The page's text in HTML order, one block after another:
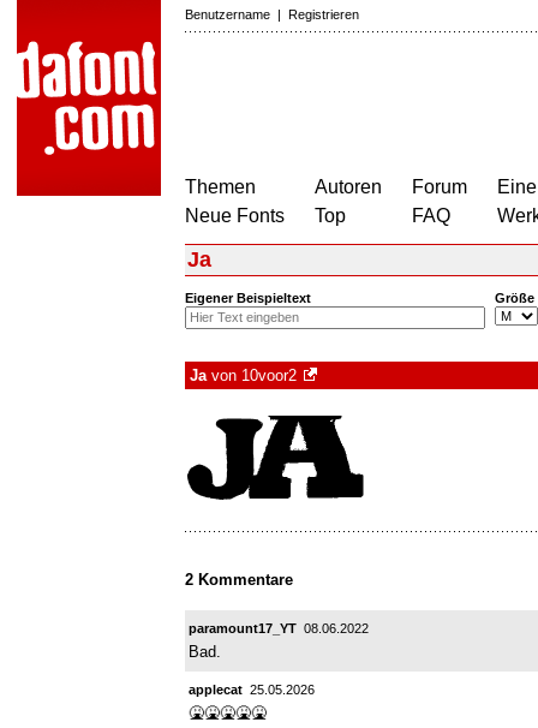
Benutzername | Registrieren
Themen
Neue Fonts
Autoren
Top
Forum
FAQ
Ja
Eigener Beispieltext Größe
Javon 10voor2
2 Kommentare
paramount17_YT 08.06.2022
Bad.
applecat 25.05.2026
🤮🤮🤮🤮🤮